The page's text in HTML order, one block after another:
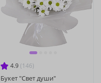
4.9 (146)
Букет "Свет души"